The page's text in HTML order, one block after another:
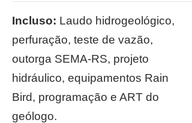
Incluso: Laudo hidrogeológico,
perfuração, teste de vazão,
outorga SEMA-RS, projeto
hidráulico, equipamentos Rain
Bird, programação e ART do
geólogo.